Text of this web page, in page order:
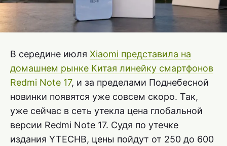
В середине июля Xiaomi представила на
домашнем рынке Китая линейку смартфонов
Redmi Note 17, и за пределами Поднебесной
новинки появятся уже совсем скоро. Так,
уже сейчас в сеть утекла цена глобальной
версии Redmi Note 17. Судя по утечке
издания YTECHB, цены пойдут от 250 до 600